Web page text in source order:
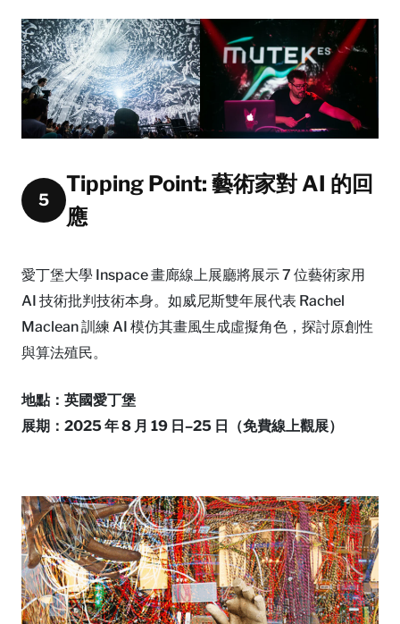
5
Tipping Point: 藝術家對 AI 的回
應
愛丁堡大學 Inspace 畫廊線上展廳將展示 7 位藝術家用
AI 技術批判技術本身。如威尼斯雙年展代表 Rachel
Maclean 訓練 AI 模仿其畫風生成虛擬角色，探討原創性
與算法殖民。
地點：英國愛丁堡
展期：2025 年 8 月 19 日–25 日（免費線上觀展）